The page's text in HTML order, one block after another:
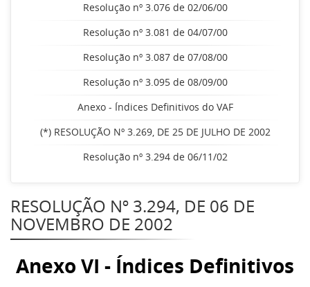
Resolução nº 3.076 de 02/06/00
Resolução nº 3.081 de 04/07/00
Resolução nº 3.087 de 07/08/00
Resolução nº 3.095 de 08/09/00
Anexo - Índices Definitivos do VAF
(*) RESOLUÇÃO Nº 3.269, DE 25 DE JULHO DE 2002
Resolução nº 3.294 de 06/11/02
RESOLUÇÃO Nº 3.294, DE 06 DE
NOVEMBRO DE 2002
Anexo VI - Índices Definitivos